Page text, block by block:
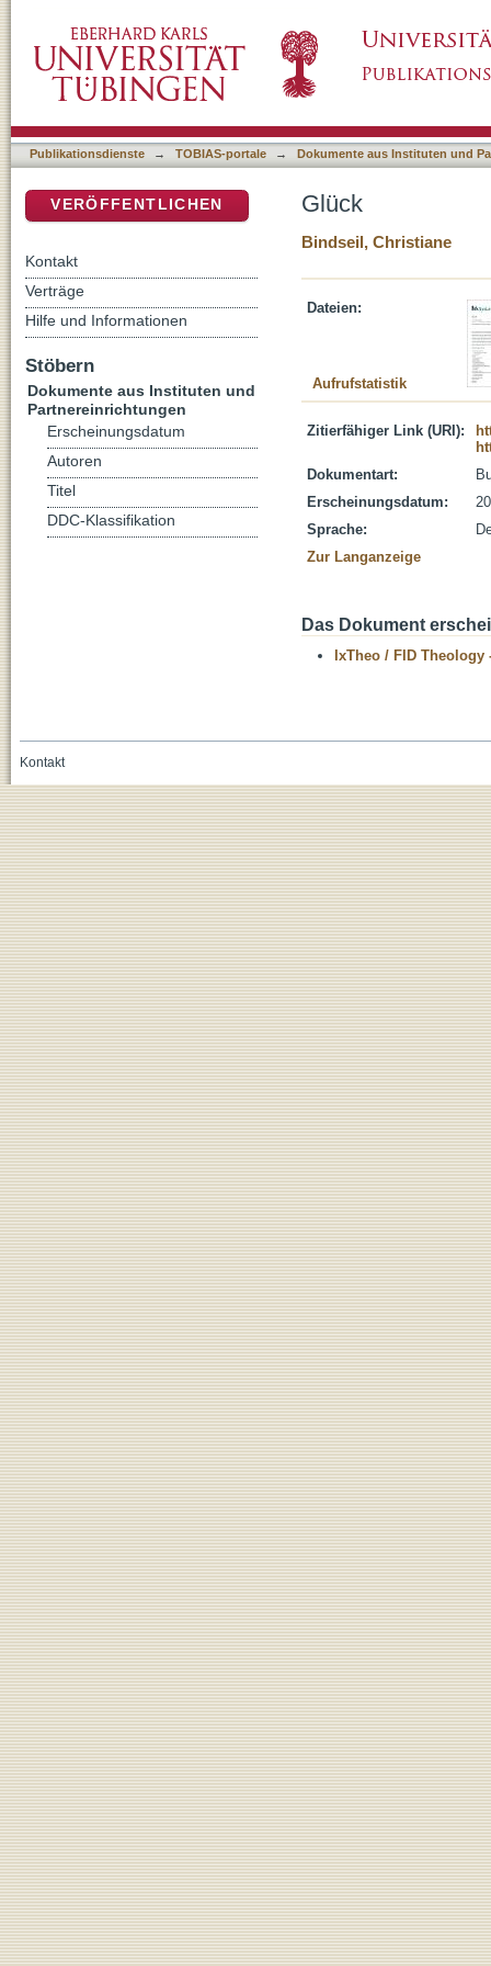
Publikationsdienste → TOBIAS-portale → Dokumente aus Instituten und
Glück
Bindseil, Christiane
Dateien:
Aufrufstatistik
Zitierfähiger Link (URI):
Dokumentart:
Erscheinungsdatum:
Sprache:
Zur Langanzeige
Das Dokument
IxTheo / FID Theology
VERÖFFENTLICHEN
Kontakt
Verträge
Hilfe und Informationen
Stöbern
Dokumente aus Instituten und
Partnereinrichtungen
Erscheinungsdatum
Autoren
Titel
DDC-Klassifikation
Kontakt